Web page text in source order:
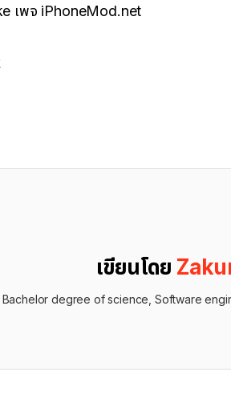
เพจ iPhoneMod.net
เขียนโดย
Bachelor degree of science, Software